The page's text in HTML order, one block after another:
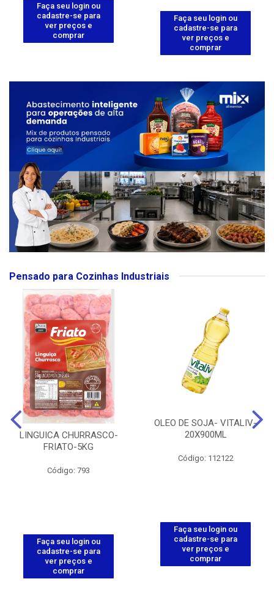
Faça seu login ou
cadastre-se para
ver preços e
comprar
Faça seu login ou
cadastre-se para
ver preços e
comprar
Pensado para Cozinhas Industriais
LINGUICA CHURRASCO-
FRIATO-5KG
Código: 793
Faça seu login ou
cadastre-se para
ver preços e
comprar
OLEO DE SOJA- VITALIV-
20X900ML
Código: 112122
Faça seu login ou
cadastre-se para
ver preços e
comprar